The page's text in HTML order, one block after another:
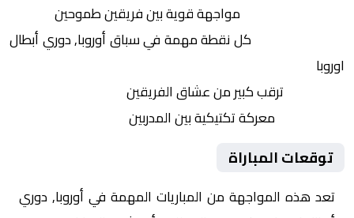
مواجهة قوية بين فريقين طموحين
كل نقطة مهمة في سباق أوروبا, دوري أبطال
اوروبا
ترقب كبير من عشاق الفريقين
معركة تكتيكية بين المدربين
توقعات المباراة
تعد هذه المواجهة من المباريات المهمة في أوروبا, دوري